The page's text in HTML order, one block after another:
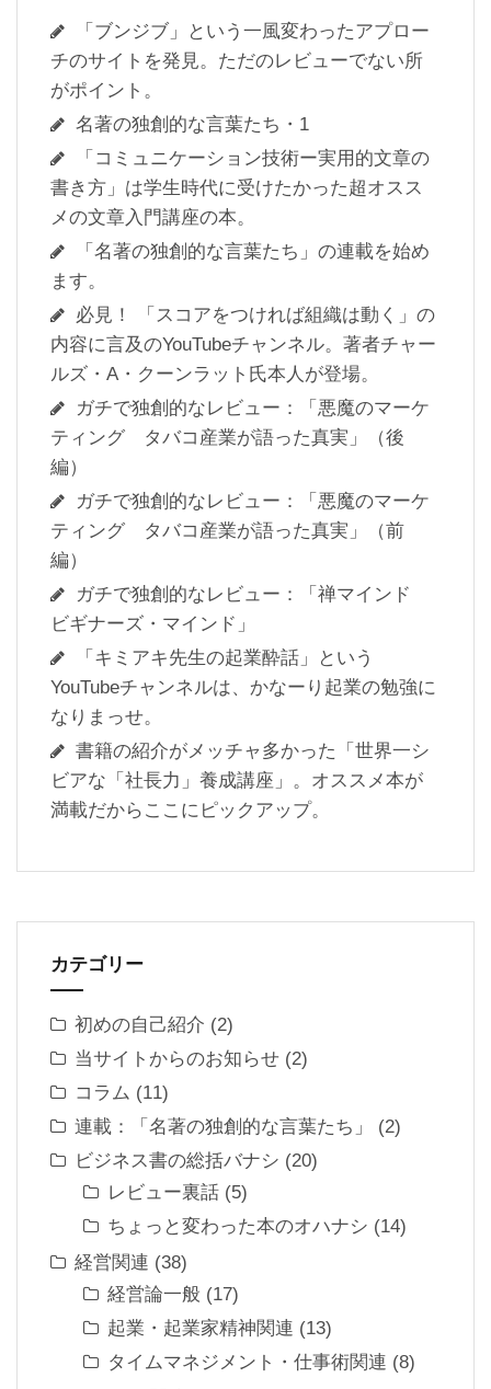
「ブンジブ」という一風変わったアプロー
チのサイトを発見。ただのレビューでない所
がポイント。
名著の独創的な言葉たち・1
「コミュニケーション技術ー実用的文章の
書き方」は学生時代に受けたかった超オスス
メの文章入門講座の本。
「名著の独創的な言葉たち」の連載を始め
ます。
必見！ 「スコアをつければ組織は動く」の
内容に言及のYouTubeチャンネル。著者チャー
ルズ・A・クーンラット氏本人が登場。
ガチで独創的なレビュー：「悪魔のマーケ
ティング タバコ産業が語った真実」（後
編）
ガチで独創的なレビュー：「悪魔のマーケ
ティング タバコ産業が語った真実」（前
編）
ガチで独創的なレビュー：「禅マインド
ビギナーズ・マインド」
「キミアキ先生の起業酔話」という
YouTubeチャンネルは、かなーり起業の勉強に
なりまっせ。
書籍の紹介がメッチャ多かった「世界一シ
ビアな「社長力」養成講座」。オススメ本が
満載だからここにピックアップ。
カテゴリー
初めの自己紹介 (2)
当サイトからのお知らせ (2)
コラム (11)
連載：「名著の独創的な言葉たち」
(2)
ビジネス書の総括バナシ (20)
レビュー裏話 (5)
ちょっと変わった本のオハナシ (14)
経営関連 (38)
経営論一般 (17)
起業・起業家精神関連 (13)
タイムマネジメント・仕事術関連 (8)